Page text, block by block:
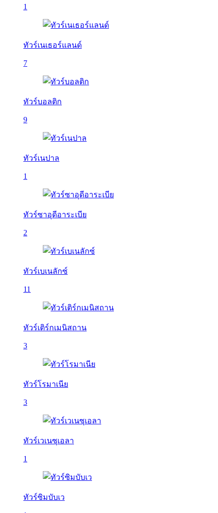
1
ทัวร์เนเธอร์แลนด์
7
ทัวร์บอลติก
9
ทัวร์เนปาล
1
ทัวร์ซาอุดีอาระเบีย
2
ทัวร์เบเนลักซ์
11
ทัวร์เติร์กเมนิสถาน
3
ทัวร์โรมาเนีย
3
ทัวร์เวเนซุเอลา
1
ทัวร์ซิมบับเว